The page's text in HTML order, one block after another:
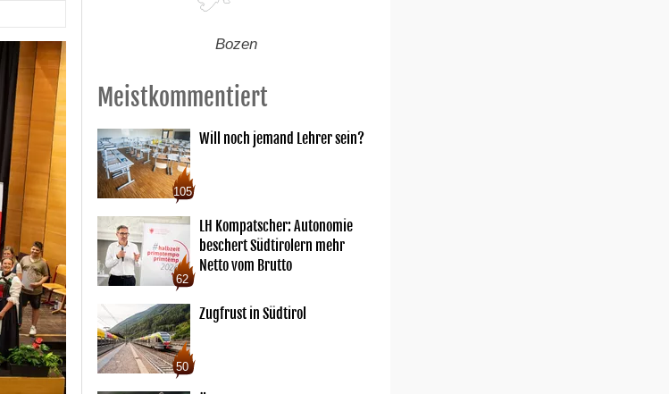
Bozen
Meistkommentiert
105
Will noch jemand Lehrer sein?
62
LH Kompatscher: Autonomie
beschert Südtirolern mehr
Netto vom Brutto
50
Zugfrust in Südtirol